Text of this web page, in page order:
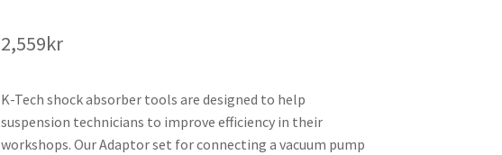
2,559kr
K-Tech shock absorber tools are designed to help
suspension technicians to improve efficiency in their
workshops. Our Adaptor set for connecting a vacuum pump